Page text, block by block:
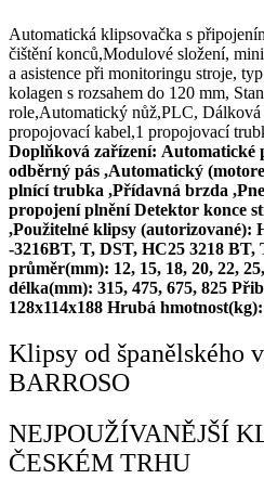
Automatická klipsovačka s
čištění konců,Modulové složení,
a asistence při monitoringu stroje,
kolagen s rozsahem do 120 mm,
role,Automatický nůž,PLC, Dálková
propojovací kabel,1 propojovací
Doplňková zařízení: Automatické
odběrný pás ,Automatický
plnící trubka ,Přídavná brzda
propojení plnění Detektor konce
,Použitelné klipsy (autorizované):
-3216BT, T, DST, HC25 3218 BT,
průměr(mm): 12, 15, 18, 20, 22,
délka(mm): 315, 475, 675, 825
128x114x188 Hrubá hmotnost(kg):
Klipsy od španělského
BARROSO
NEJPOUŽÍVANĚJŠÍ
ČESKÉM TRHU